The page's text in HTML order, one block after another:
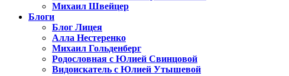
Михаил Швейцер
Блоги
Блог Лицея
Алла Нестеренко
Михаил Гольденберг
Родословная с Юлией Свинцовой
Видоискатель с Юлией Утышевой